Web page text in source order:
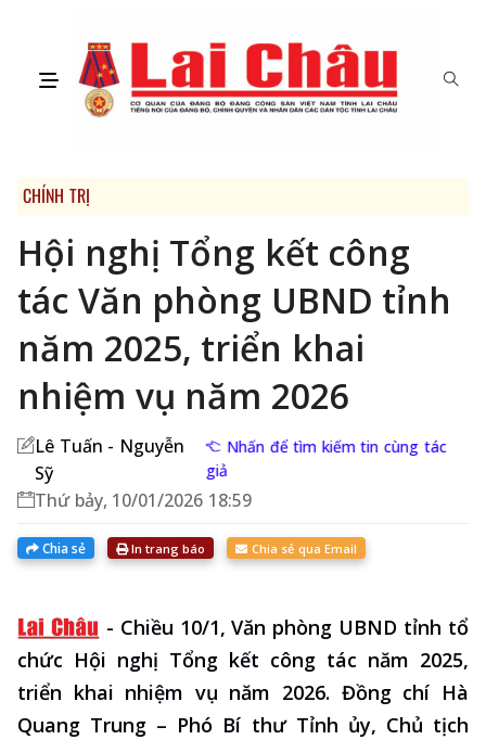
CHÍNH TRỊ
Hội nghị Tổng kết công
tác Văn phòng UBND tỉnh
năm 2025, triển khai
nhiệm vụ năm 2026
Lê Tuấn - Nguyễn
Sỹ
Nhấn để tìm kiếm tin cùng tác
giả
Thứ bảy, 10/01/2026 18:59
Chia sẻ In trang báo Chia sẻ qua Email
- Chiều 10/1, Văn phòng UBND tỉnh tổ
chức Hội nghị Tổng kết công tác năm 2025,
triển khai nhiệm vụ năm 2026. Đồng chí Hà
Quang Trung – Phó Bí thư Tỉnh ủy, Chủ tịch